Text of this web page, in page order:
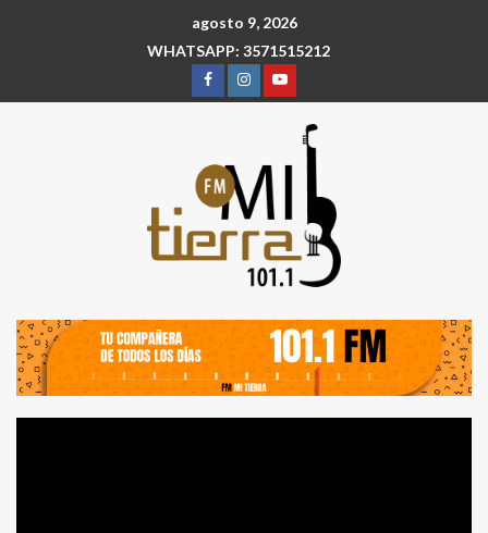
agosto 9, 2026
WHATSAPP: 3571515212